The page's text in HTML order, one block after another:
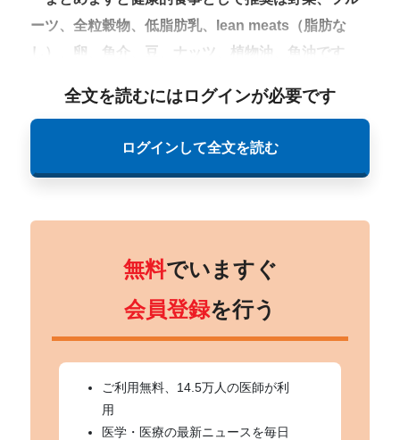
ーツ、全粒穀物、低脂肪乳、lean meats（脂肪な
し）、卵、魚介、豆、ナッツ、植物油、魚油です
全文を読むにはログインが必要です
ログインして全文を読む
無料でいますぐ
会員登録を行う
ご利用無料、14.5万人の医師が利
用
医学・医療の最新ニュースを毎日